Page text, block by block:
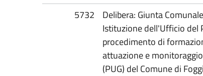
5732
Delibera: Giunta
Istituzione dell'Ufficio del
procedimento di
attuazione e
(PUG) del Comune di